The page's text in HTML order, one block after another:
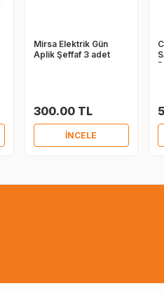
Mirsa Elektrik Gün
Aplik Şeffaf 3 adet
300.00 TL
İNCELE